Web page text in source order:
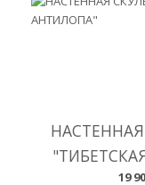
19